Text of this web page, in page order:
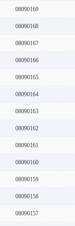
08090169
08090168
08090167
08090166
08090165
08090164
08090163
08090162
08090161
08090160
08090159
08090158
08090157